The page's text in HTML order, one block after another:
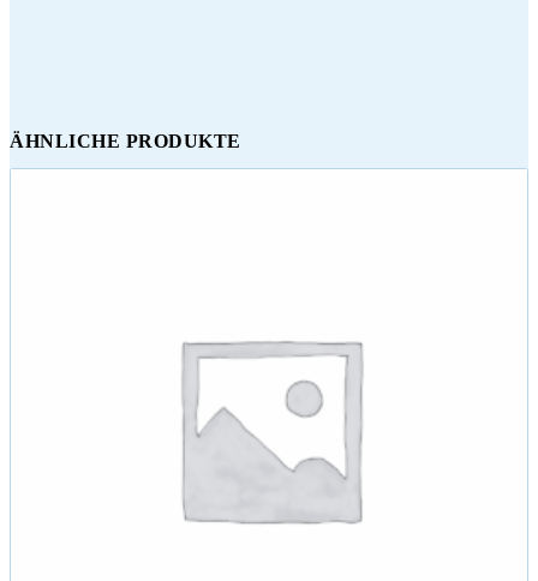
ÄHNLICHE PRODUKTE